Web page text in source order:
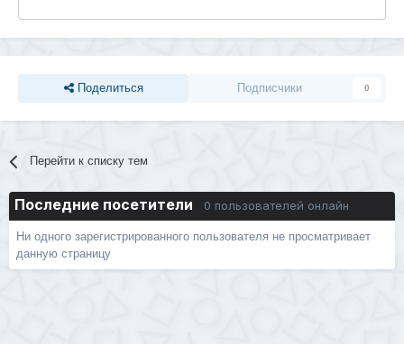
Поделиться Подписчики 0
Перейти к списку тем
Последние посетители 0 пользователей онлайн
Ни одного зарегистрированного пользователя не просматривает
данную страницу